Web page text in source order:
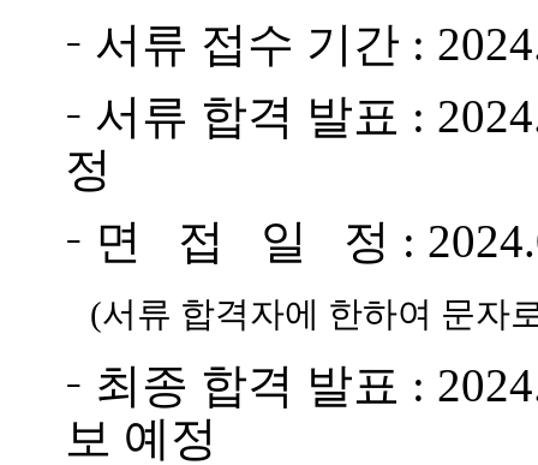
- 서류 접수 기간 :
- 서류 합격 발표 :
정
- 면 접 일 정 :
(서류 합격자에 한하여 문자
- 최종 합격 발표 :
보 예정